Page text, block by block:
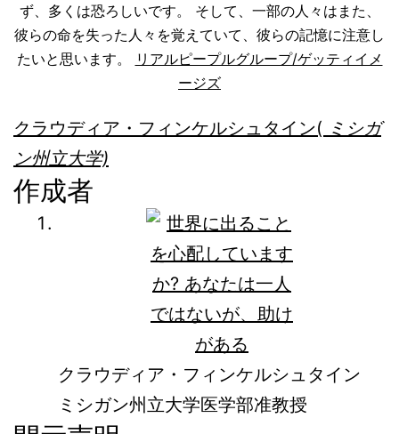
ず、多くは恐ろしいです。 そして、一部の人々はまた、
彼らの命を失った人々を覚えていて、彼らの記憶に注意し
たいと思います。
リアルピープルグループ/ゲッティイメ
ージズ
クラウディア・フィンケルシュタイン( ミシガ
ン州立大学)
作成者
クラウディア・フィンケルシュタイン
ミシガン州立大学医学部准教授